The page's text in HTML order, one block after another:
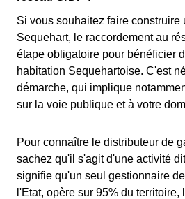
Si vous souhaitez faire construire
Sequehart, le raccordement au
étape obligatoire pour bénéficier
habitation Sequehartoise. C'est
démarche, qui implique
sur la voie publique et à votre
Pour connaître le distributeur de
sachez qu'il s'agit d'une activité
signifie qu'un seul gestionnaire
l'Etat, opère sur 95% du territoire,